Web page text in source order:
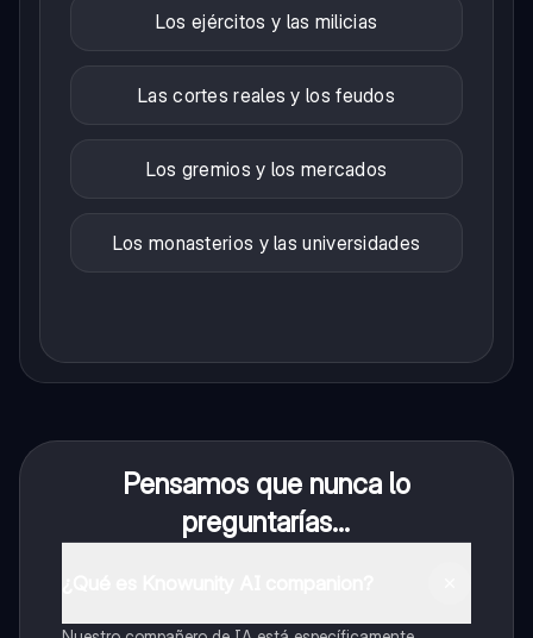
Los ejércitos y las milicias
Las cortes reales y los feudos
Los gremios y los mercados
Los monasterios y las universidades
Pensamos que nunca lo
preguntarías...